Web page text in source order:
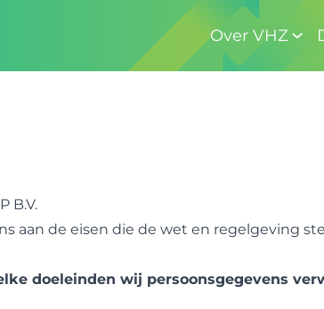
Over VHZ
B.V.
aan de eisen die de wet en regelgeving
doeleinden wij persoonsgegevens